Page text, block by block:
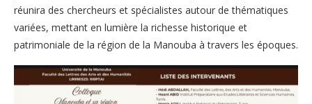
réunira des chercheurs et spécialistes autour de thématiques
variées, mettant en lumière la richesse historique et
patrimoniale de la région de la Manouba à travers les époques.